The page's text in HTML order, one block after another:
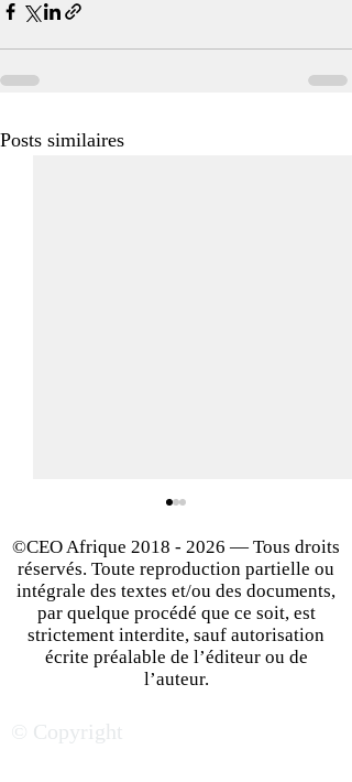
Posts similaires
Réussir son implantation
facteurs clés du succès
©CEO Afrique 2018 - 2026 — Tous droits
réservés. Toute reproduction partielle ou
intégrale des textes et/ou des documents,
par quelque procédé que ce soit, est
strictement interdite, sauf autorisation
écrite préalable de l’éditeur ou de
l’auteur.
© Copyright